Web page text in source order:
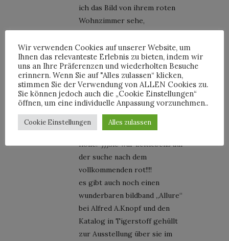
ich das Bild von ihrem roten
Wohnzimmer sehe,
gleichermaßen fasziniert wie
abgeschreckt.
PETER KEMPE
10. Oktober 2011 at 11:55
darum heißt es ja auch die rote
hölle:-)))sie war zeitlebens auf
der suche nach dem
vollkommenden rot!!!!
es gibt auch noch einen
wunderbaren bildband „Allure“
bei Alfred A.Knopf und den
Katalog in Tigerstoff gehüllt
zur Ausstellung über sie im
Wir verwenden Cookies auf unserer Website, um
Ihnen das relevanteste Erlebnis zu bieten, indem wir
uns an Ihre Präferenzen und wiederholten Besuche
erinnern. Wenn Sie auf "Alles zulassen“ klicken,
stimmen Sie der Verwendung von ALLEN Cookies zu.
Sie können jedoch auch die „Cookie Einstellungen“
öffnen, um eine individuelle Anpassung vorzunehmen..
Cookie Einstellungen Alles zulassen